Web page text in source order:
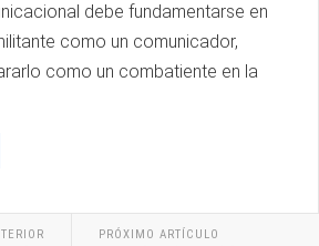
debe fundamentarse en
como un comunicador,
como un combatiente en la
PRÓXIMO ARTÍCULO